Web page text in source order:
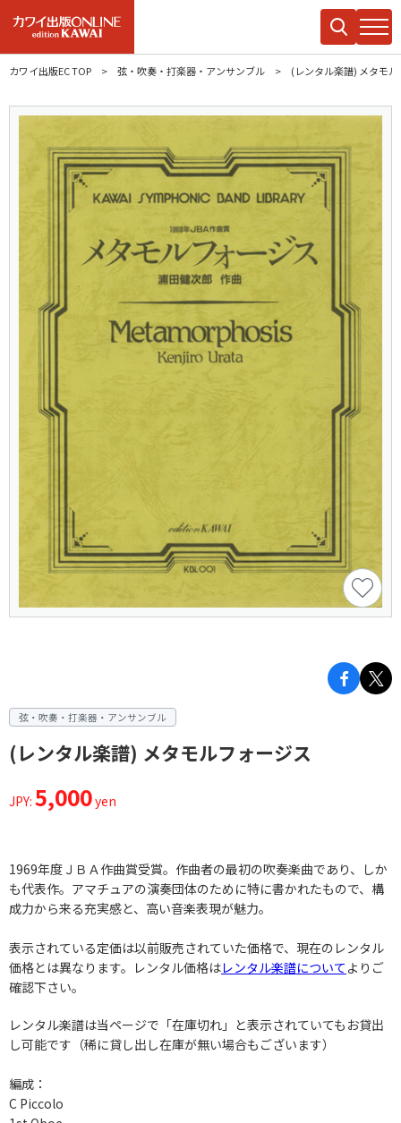
カワイ出版EC TOP 弦・吹奏・打楽器・アンサンブル (レンタル楽譜) メタモ
弦・吹奏・打楽器・アンサンブル
(レンタル楽譜) メタモルフォージス
JPY: 5,000yen
1969年度ＪＢＡ作曲賞受賞。作曲者の最初の吹奏楽曲であり、しか
も代表作。アマチュアの演奏団体のために特に書かれたもので、構
成力から来る充実感と、高い音楽表現が魅力。
表示されている定価は以前販売されていた価格で、現在のレンタル
価格とは異なります。レンタル価格はレンタル楽譜について よりご
確認下さい。
レンタル楽譜は当ページで「在庫切れ」と表示されていてもお貸出
し可能です（稀に貸し出し在庫が無い場合もございます）
編成：
C Piccolo